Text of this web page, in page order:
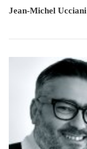
Jean-Michel Ucciani